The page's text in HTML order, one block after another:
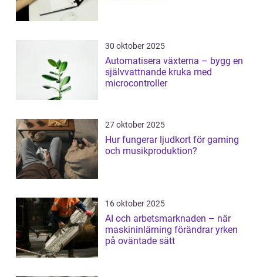
30 oktober 2025
Automatisera växterna – bygg en
självvattnande kruka med
microcontroller
27 oktober 2025
Hur fungerar ljudkort för gaming
och musikproduktion?
16 oktober 2025
AI och arbetsmarknaden – när
maskininlärning förändrar yrken
på oväntade sätt